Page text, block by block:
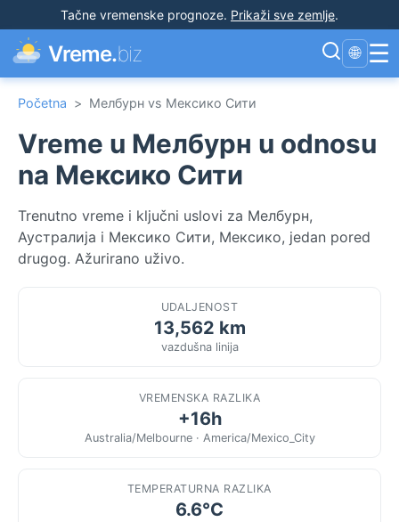
Tačne vremenske prognoze. Prikaži sve zemlje.
Vreme.biz 🌐 ☰
Početna > Мелбурн vs Мексико Сити
Vreme u Мелбурн u odnosu
na Мексико Сити
Trenutno vreme i ključni uslovi za Мелбурн,
Аустралија i Мексико Сити, Мексико, jedan pored
drugog. Ažurirano uživo.
UDALJENOST
13,562 km
vazdušna linija
VREMENSKA RAZLIKA
+16h
Australia/Melbourne · America/Mexico_City
TEMPERATURNA RAZLIKA
6.6°C